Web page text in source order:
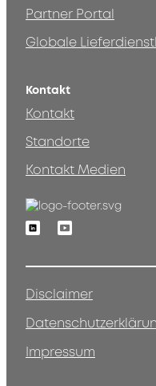
Partner Portal
Globale
Kontakt
Kontakt
Standorte
Kontakt Medien
LinkedinYoutube
Disclaimer
Impressum